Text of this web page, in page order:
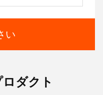
い
ダクト